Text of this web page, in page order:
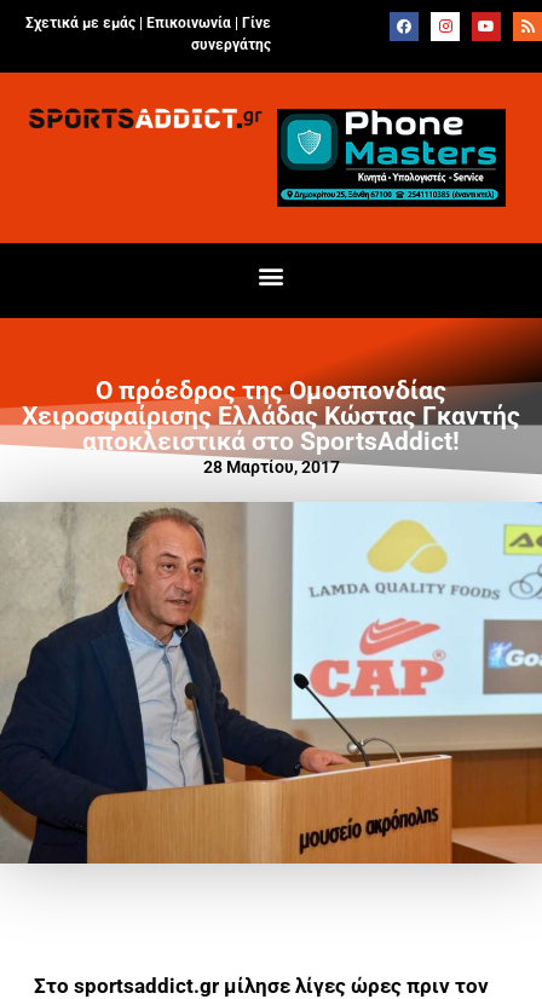
Σχετικά με εμάς | Επικοινωνία
Γίνε
συνεργάτης
Ο πρόεδρος της Ομοσπονδίας
Χειροσφαίρισης Ελλάδας Κώστας Γκαντής
αποκλειστικά στο SportsAddict!
28 Μαρτίου, 2017
Στο sportsaddict.gr μίλησε λίγες ώρες πριν τον